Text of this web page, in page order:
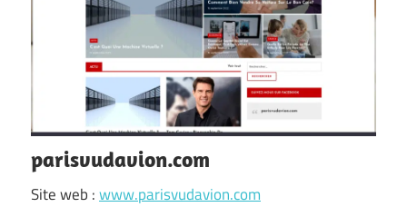
parisvudavion.com
Site web :www.parisvudavion.com